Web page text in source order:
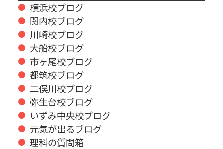
横浜校ブログ
関内校ブログ
川崎校ブログ
大船校ブログ
市ヶ尾校ブログ
都筑校ブログ
二俣川校ブログ
弥生台校ブログ
いずみ中央校ブログ
元気が出るブログ
理科の質問箱